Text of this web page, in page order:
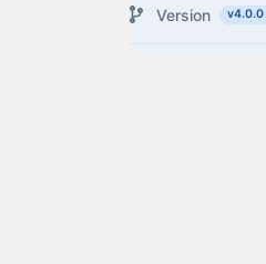
Version v4.0.0